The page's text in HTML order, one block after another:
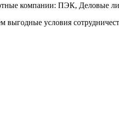
компании: ПЭК, Деловые
выгодные условия